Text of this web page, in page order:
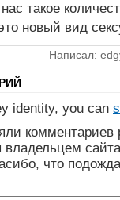
такое
новый вид
Написал:
identity, you can
владельцем
что